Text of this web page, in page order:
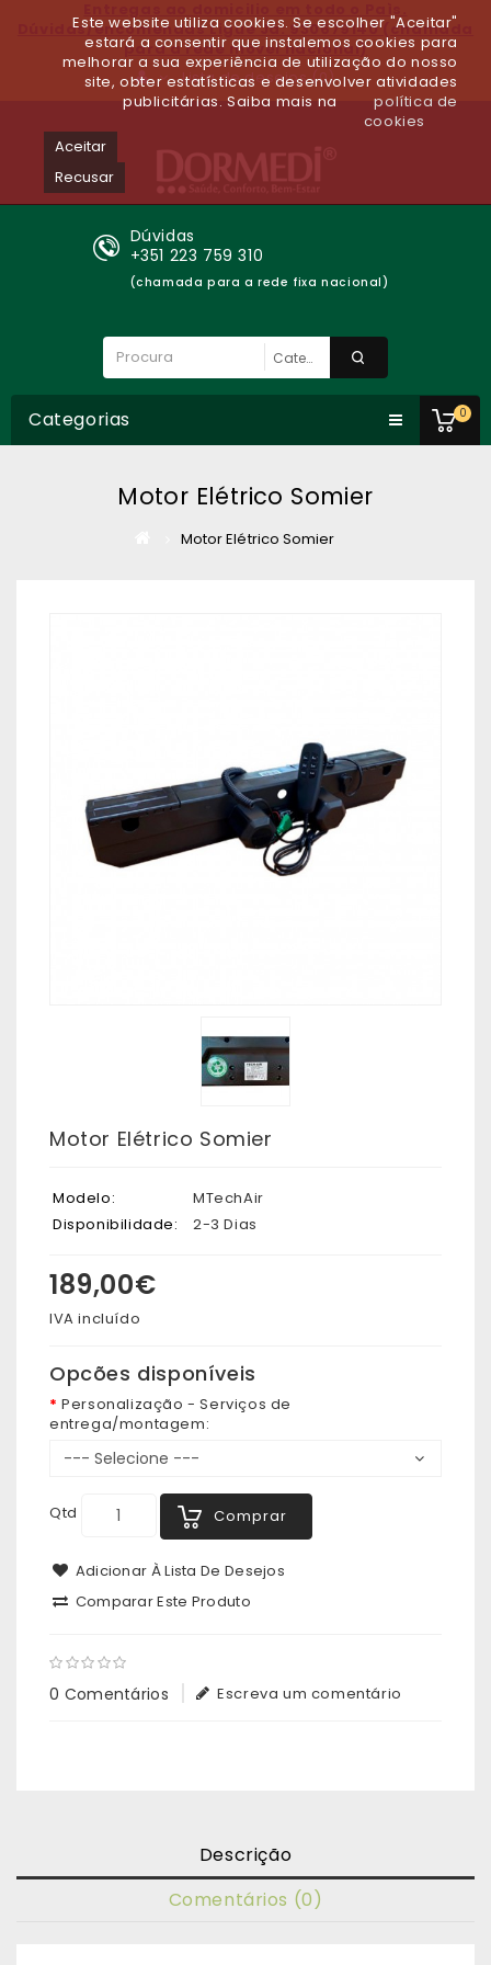
Dúvidas/encomendas Ligue Já: 930679140 (chamada
para a rede móvel nacional)
Lista de desejos (0)
0
Dúvidas
+351 223 759 310
(chamada para a rede fixa nacional)
Categorias
Motor Elétrico Somier
Motor Elétrico Somier
Motor Elétrico Somier
Modelo:
MTechAir
Disponibilidade:
2-3 Dias
189,00€
IVA incluído
Opcões disponíveis
Personalização - Serviços de
entrega/montagem:
Qtd Comprar
Adicionar À Lista De Desejos
Comparar Este Produto
0 Comentários Escreva um comentário
Descrição
Comentários (0)
Este website utiliza cookies. Se escolher "Aceitar"
estará a consentir que instalemos cookies para
melhorar a sua experiência de utilização do nosso
site, obter estatísticas e desenvolver atividades
publicitárias. Saiba mais na
política de
cookies
Aceitar
Recusar